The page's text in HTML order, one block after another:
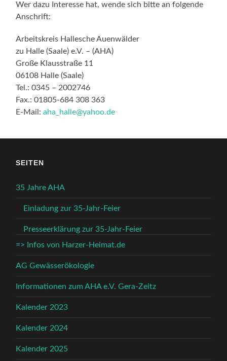
Wer dazu Interesse hat, wende sich bitte an folgende
Anschrift:
Arbeitskreis Hallesche Auenwälder
zu Halle (Saale) e.V. – (AHA)
Große Klausstraße 11
06108 Halle (Saale)
Tel.: 0345 – 2002746
Fax.: 01805-684 308 363
E-Mail:aha_halle@yahoo.de
SEITEN
35 Jahre AHA
Einladung zur 35-Jahr-Feier
Presseerklärung zur 35-Jahr-Feier
=> Infos von Harzer-Heimat.de
AG Gewässerökologie
Informationen zum AHA e.V. Gera-Zeitz
Kalender 2023
Kalender 2024
Kalender 2025